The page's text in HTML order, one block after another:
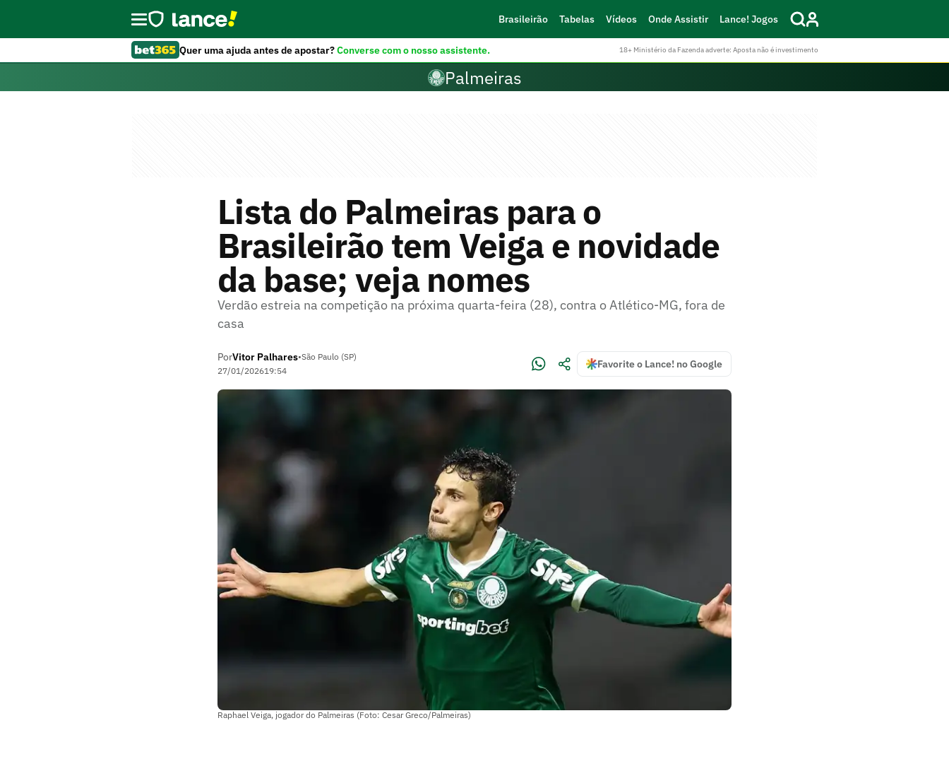
Brasileirão Tabelas Vídeos Onde Assistir Lance! Jogos
Quer uma ajuda antes de apostar?Converse com o nosso assistente. 18+ Ministério da Fazenda adverte: Aposta não é investimento
Palmeiras
Lista do Palmeiras para o
Brasileirão tem Veiga e novidade
da base; veja nomes
Verdão estreia na competição na próxima quarta-feira (28), contra o Atlético-MG, fora de
casa
PorVitor Palhares•São Paulo (SP)
27/01/202619:54
Favorite o Lance! no Google
Raphael Veiga, jogador do Palmeiras (Foto: Cesar Greco/Palmeiras)